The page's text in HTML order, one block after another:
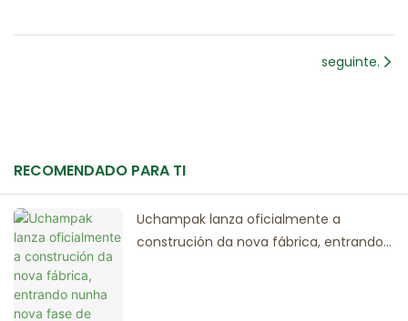
seguinte.
RECOMENDADO PARA TI
Uchampak lanza oficialmente a
construción da nova fábrica, entrando